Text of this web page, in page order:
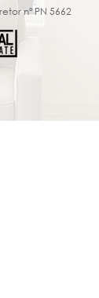
nº PN 5662